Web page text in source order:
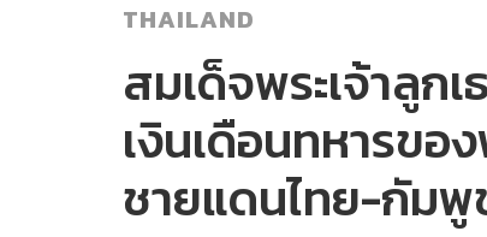
THAILAND
สมเด็จพระเจ้าลู
เงินเดือนทหารขอ
ชายแดนไทย-กัมพู